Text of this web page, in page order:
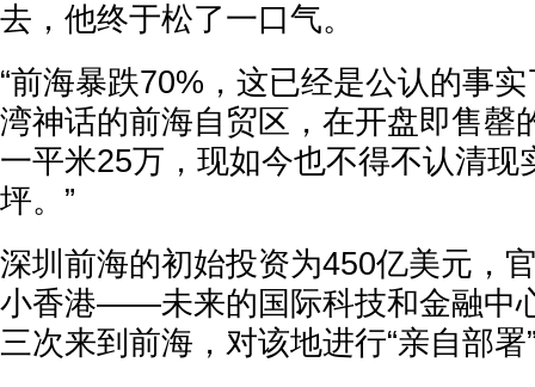
去，他终于松了一口气。
“前海暴跌70%，这已经是公认的事
湾神话的前海自贸区，在开盘即售罄
一平米25万，现如今也不得不认清现
坪。”
深圳前海的初始投资为450亿美元，
小香港——未来的国际科技和金融中
三次来到前海，对该地进行“亲自部署